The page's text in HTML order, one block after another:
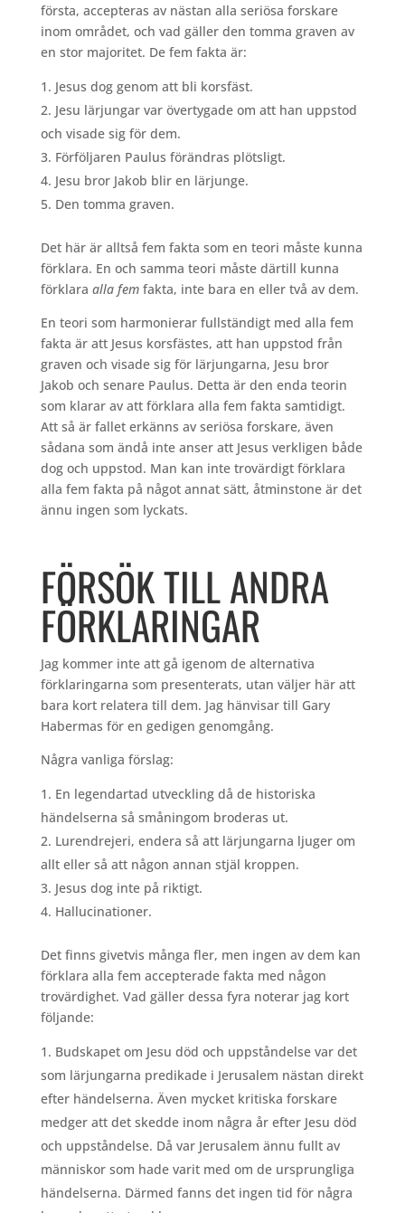
första, accepteras av nästan alla seriösa forskare
inom området, och vad gäller den tomma graven av
en stor majoritet. De fem fakta är:
Jesus dog genom att bli korsfäst.
Jesu lärjungar var övertygade om att han uppstod
och visade sig för dem.
Förföljaren Paulus förändras plötsligt.
Jesu bror Jakob blir en lärjunge.
Den tomma graven.
Det här är alltså fem fakta som en teori måste kunna
förklara. En och samma teori måste därtill kunna
förklara alla fem fakta, inte bara en eller två av dem.
En teori som harmonierar fullständigt med alla fem
fakta är att Jesus korsfästes, att han uppstod från
graven och visade sig för lärjungarna, Jesu bror
Jakob och senare Paulus. Detta är den enda teorin
som klarar av att förklara alla fem fakta samtidigt.
Att så är fallet erkänns av seriösa forskare, även
sådana som ändå inte anser att Jesus verkligen både
dog och uppstod. Man kan inte trovärdigt förklara
alla fem fakta på något annat sätt, åtminstone är det
ännu ingen som lyckats.
FÖRSÖK TILL ANDRA
FÖRKLARINGAR
Jag kommer inte att gå igenom de alternativa
förklaringarna som presenterats, utan väljer här att
bara kort relatera till dem. Jag hänvisar till Gary
Habermas för en gedigen genomgång.
Några vanliga förslag:
En legendartad utveckling då de historiska
händelserna så småningom broderas ut.
Lurendrejeri, endera så att lärjungarna ljuger om
allt eller så att någon annan stjäl kroppen.
Jesus dog inte på riktigt.
Hallucinationer.
Det finns givetvis många fler, men ingen av dem kan
förklara alla fem accepterade fakta med någon
trovärdighet. Vad gäller dessa fyra noterar jag kort
följande:
Budskapet om Jesu död och uppståndelse var det
som lärjungarna predikade i Jerusalem nästan direkt
efter händelserna. Även mycket kritiska forskare
medger att det skedde inom några år efter Jesu död
och uppståndelse. Då var Jerusalem ännu fullt av
människor som hade varit med om de ursprungliga
händelserna. Därmed fanns det ingen tid för några